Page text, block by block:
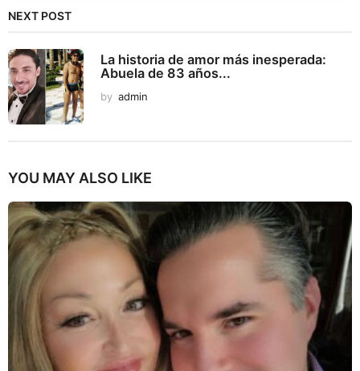
NEXT POST
La historia de amor más inesperada:
Abuela de 83 años...
by admin
YOU MAY ALSO LIKE